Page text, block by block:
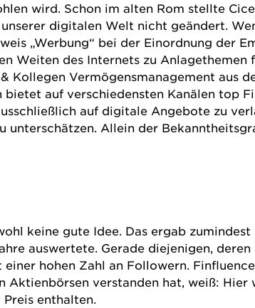
wird. Schon im alten Rom stellte
digitalen Welt nicht geändert.
„Werbung“ bei der Einordnung der
Weiten des Internets zu Anlagethemen
Kollegen Vermögensmanagement aus
auf verschiedensten Kanälen top
auf digitale Angebote zu
unterschätzen. Allein der
keine gute Idee. Das ergab zumindest
auswertete. Gerade diejenigen,
hohen Zahl an Followern.
Aktienbörsen verstanden hat, weiß:
enthalten.